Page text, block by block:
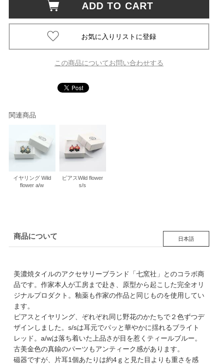
ADD TO CART
この商品についてお問い合わせする
関連商品
イヤリング Wild
flower a/w
ピアスWild flower
s/s
商品について 日本語
美濃焼タイルのアクセサリーブランド「七窯社」とのコラボ商
品です。作家本人が工房まで赴き、原型から起こした完全オリ
ジナルプロダクト。釉薬も作家の作品と同じものを使用してい
ます。
ピアスとイヤリング、ぞれぞれ同じ野花のかたちで２色ずつデ
ザインしました。s/sは耳元でパッと華やかに揺れるブライト
レッド。a/wは落ち着いた上品さが目を惹くティールブルー。
古美金色の真鍮のパーツもアンティーク感があります。
磁器ですが、片耳1個あたりは約4ｇと見た目よりも重さを感